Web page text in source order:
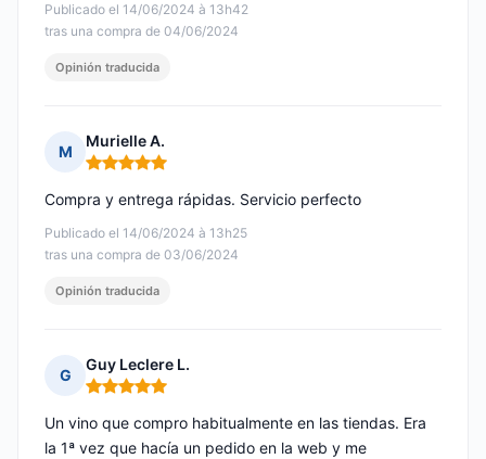
Publicado el 14/06/2024 à 13h42
tras una compra de 04/06/2024
Opinión traducida
M
Murielle A.
Nota: 5 de 5
Publicado el 14/06/2024 à 13h25
tras una compra de 03/06/2024
Compra y entrega rápidas. Servicio perfecto
Opinión traducida
G
Guy Leclere L.
Nota: 5 de 5
Un vino que compro habitualmente en las tiendas. Era
la 1ª vez que hacía un pedido en la web y me